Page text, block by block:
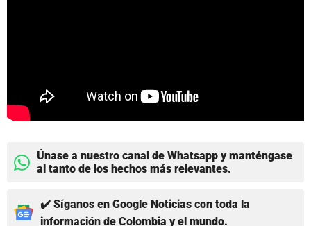
Únase a nuestro canal de Whatsapp y manténgase
al tanto de los hechos más relevantes.
✔️ Síganos en Google Noticias con toda la
información de Colombia y el mundo.